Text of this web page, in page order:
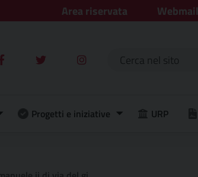
Area riservata Webmail
Ricerca per:
Progetti e iniziative URP